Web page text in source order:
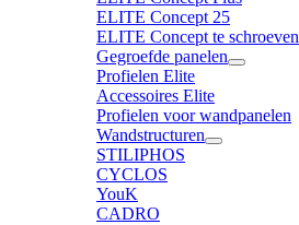
ELITE Concept 25
ELITE Concept te schroeven
Gegroefde panelen
Profielen Elite
Accessoires Elite
Profielen voor wandpanelen
Wandstructuren
STILIPHOS
CYCLOS
YouK
CADRO